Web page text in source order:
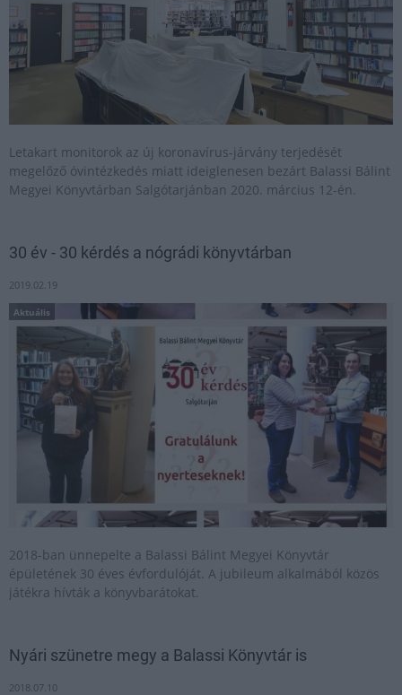
Letakart monitorok az új koronavírus-járvány terjedését
megelőző óvintézkedés miatt ideiglenesen bezárt Balassi Bálint
Megyei Könyvtárban Salgótarjánban 2020. március 12-én.
30 év - 30 kérdés a nógrádi könyvtárban
2019.02.19
Aktuális
2018-ban ünnepelte a Balassi Bálint Megyei Könyvtár
épületének 30 éves évfordulóját. A jubileum alkalmából közös
játékra hívták a könyvbarátokat.
Nyári szünetre megy a Balassi Könyvtár is
2018.07.10